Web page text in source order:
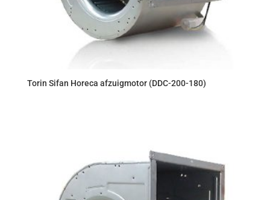
Torin Sifan Horeca afzuigmotor (DDC-200-180)